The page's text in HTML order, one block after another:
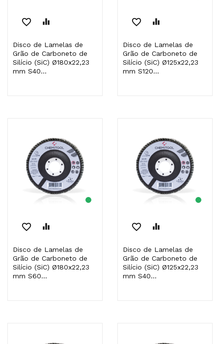
favorite_border equalizer
Disco de Lamelas de
Grão de Carboneto de
Silício (SiC) Ø180x22,23
mm S40...
favorite_border equalizer
Disco de Lamelas de
Grão de Carboneto de
Silício (SiC) Ø125x22,23
mm S120...
favorite_border equalizer
Disco de Lamelas de
Grão de Carboneto de
Silício (SiC) Ø180x22,23
mm S60...
favorite_border equalizer
Disco de Lamelas de
Grão de Carboneto de
Silício (SiC) Ø125x22,23
mm S40...